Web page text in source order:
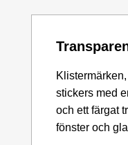
stickers med
och ett färgat
fönster och